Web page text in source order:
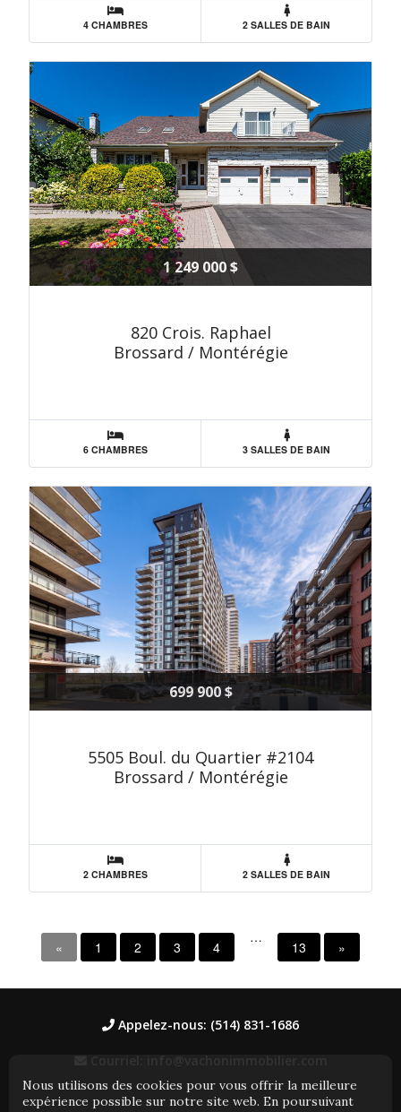
4 CHAMBRES 2 SALLES DE BAIN
1 249 000 $
820 Crois. Raphael
Brossard / Montérégie
6 CHAMBRES 3 SALLES DE BAIN
699 900 $
5505 Boul. du Quartier #2104
Brossard / Montérégie
2 CHAMBRES 2 SALLES DE BAIN
« 1 2 3 4
…
13 »
Appelez-nous: (514) 831-1686
Courriel: info@vachonimmobilier.com
Nous utilisons des cookies pour vous offrir la meilleure
expérience possible sur notre site web. En poursuivant